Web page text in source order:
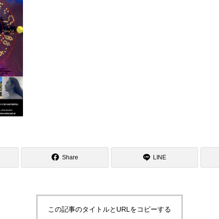
Share LINE
この記事のタイトルとURLをコピーする